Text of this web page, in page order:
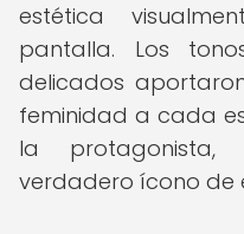
estética
pantalla. Los
delicados
feminidad a cada
la protagonista,
verdadero ícono de